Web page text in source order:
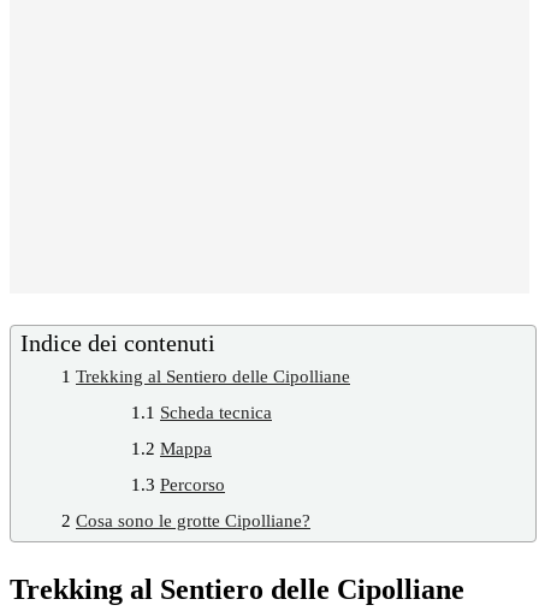
Indice dei contenuti
1 Trekking al Sentiero delle Cipolliane
1.1 Scheda tecnica
1.2 Mappa
1.3 Percorso
2 Cosa sono le grotte Cipolliane?
Trekking al Sentiero delle Cipolliane